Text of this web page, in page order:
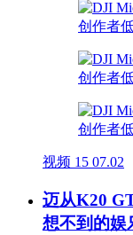
视频 15 07.02
迈从K20
想不到的娱